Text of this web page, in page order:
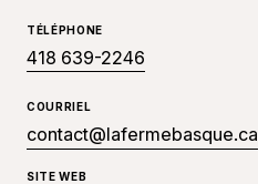
TÉLÉPHONE
418 639-2246
COURRIEL
contact@lafermebasque.ca
SITE WEB